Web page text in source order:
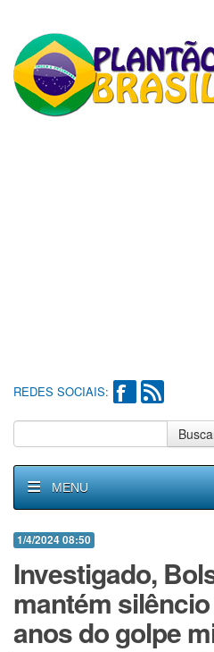
REDES SOCIAIS:
MENU
1/4/2024 08:50
Investigado,
mantém
anos do golpe